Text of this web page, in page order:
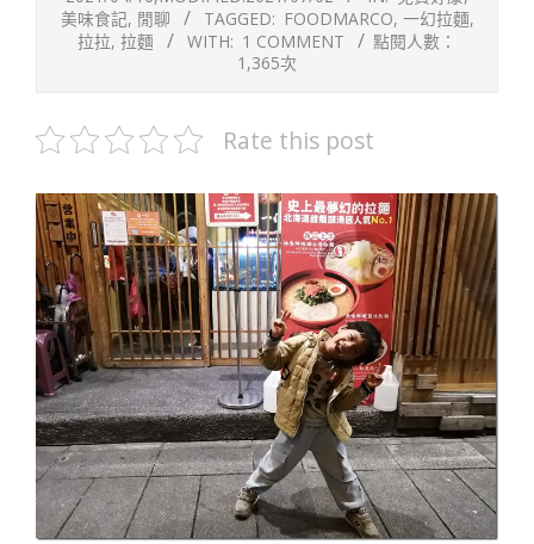
美味食記, 閒聊 TAGGED: FOODMARCO, 一幻拉麵,
拉拉, 拉麵 WITH: 1 COMMENT
點閱人數：
1,365次
Rate this post